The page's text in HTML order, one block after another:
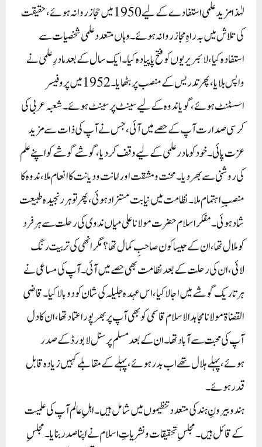
لہٰذا مزید علمی استفادے کے لیے 1950میں حجاز روانہ ہوئے، حقیقت
کی تلاش میں بہ راہِ مجاز روانہ ہوئے۔ وہاں متعدد علمی شخصیات سے
استفادہ کیا، لائبریریوں کو فتح پاپیادہ کیا۔ ایک سال کے بعد مادرِ علمی نے
واپس بلایا، پھر تدریس کے منصب پر بٹھایا۔ 1952 میں پروفیسر
اسسٹنٹ ہوئے، گویا ندوہ کے لیے سینٹ پرسینٹ ہوئے۔ شعبہ عربی کی
کرسی صدارت آپ کے حصے میں آئی، جس نے آپ کی ذات سے مزید
عزت پائی۔ خود کو مادر علمی کے لیے وقف کر دیا، گوشے گوشے کو اپنے علم
کی روشنی سے بھر دیا۔ محنت و مشقت اور امانت و دیانت کا انعام ملا، ندوہ کا
منصبِ اہتمام ملا۔ نظامت میں نیابت مستزاد ہوئی، پھر تو ہر رنجیدہ طبیعت
شاد ہوئی۔ مفکر اسلام حضرت مولانا علی میاں ندوی کی رحلت سے ہرفرد
کو ملال تھا، ان کے جیسا کون صاحبِ کمال تھا؟ مگر انھی کی تربیت رنگ
لائی، ان کی رحلت کے بعد نظامت بھی حصے میں آئی۔ آپ کی مساعی نے
ہر تاریک گوشے میں اجالا کیا، اس عہدہ جلیلہ کی شان کو دوبالا کیا۔ قاضی
القضاۃ مولانا مجاہد الاسلام قاسمی کو بھی آپ پر بھرپور اعتماد تھا، ان کا دل
آپ کی محبت سے آباد تھا۔ ان کے بعد مسلم پرسنل لا بورڈ کے صدر
ہوئے، پہلے ہلال تھے اب بدر ہوئے، پہلے کے مقابلے کہیں زیادہ قابل
قدر ہوئے۔
ہند و بیرونِ ہند کی متعدد تنظیموں میں شامل ہیں۔ اہلِ عالم آپ کی علمیت
کے قائل ہیں۔ مجلسِ تحقیقات و نشریاتِ اسلام نے اپنا صدر بنایا۔ مجلسِ